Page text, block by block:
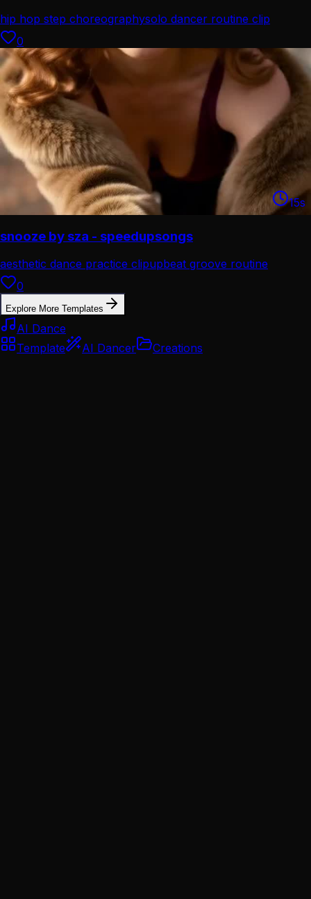
hip hop step choreographysolo dancer routine clip
0
15s
snooze by sza - speedupsongs
aesthetic dance practice clipupbeat groove routine
0
Explore More Templates
AI Dance
Template
AI Dancer Creations